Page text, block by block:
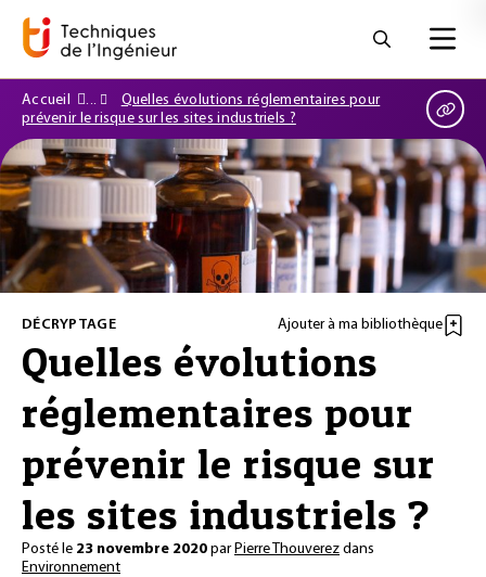
Accueil
Quelles évolutions réglementaires pour
prévenir le risque sur les sites industriels ?
DÉCRYPTAGE Ajouter à ma bibliothèque
Quelles évolutions
réglementaires pour
prévenir le risque sur
les sites industriels ?
Posté le 23 novembre 2020 par Pierre Thouverez dans
Environnement